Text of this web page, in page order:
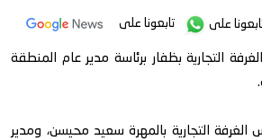
على تابعونا على
التجارية بظفار برئاسة مدير عام المنطقة
التجارية بالمهرة سعيد محيسن، ومدير